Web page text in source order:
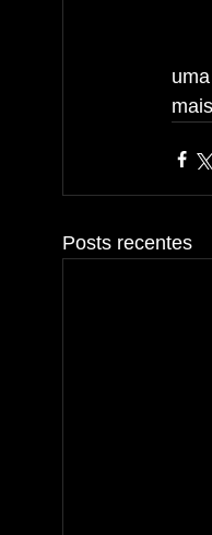
Posts recentes